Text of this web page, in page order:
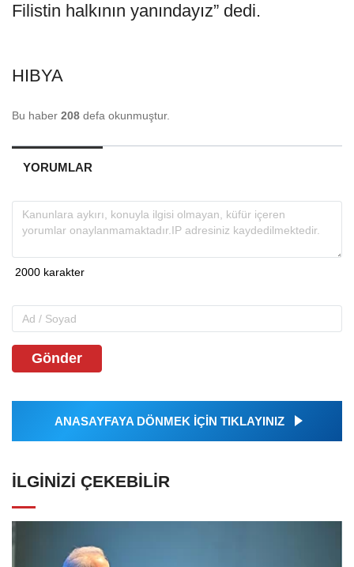
Filistin halkının yanındayız” dedi.
HIBYA
Bu haber 208 defa okunmuştur.
YORUMLAR
Gönder
ANASAYFAYA DÖNMEK İÇİN TIKLAYINIZ
İLGINIZI ÇEKEBILIR